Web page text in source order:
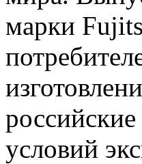
марки
условий